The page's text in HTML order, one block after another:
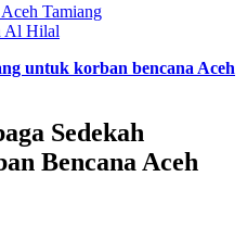
Tamiang
Al Hilal
untuk korban bencana Aceh
Sedekah
Bencana Aceh